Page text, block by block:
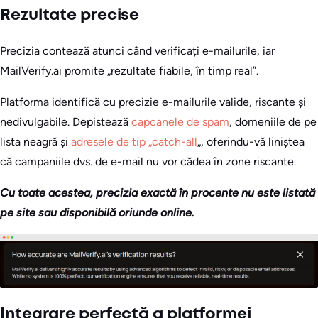
Rezultate precise
Precizia contează atunci când verificați e-mailurile, iar
MailVerify.ai promite „rezultate fiabile, în timp real”.
Platforma identifică cu precizie e-mailurile valide, riscante și
nedivulgabile. Depistează capcanele de spam, domeniile de pe
lista neagră și adresele de tip „catch-all„, oferindu-vă liniștea
că campaniile dvs. de e-mail nu vor cădea în zone riscante.
Cu toate acestea, precizia exactă în procente nu este listată
pe site sau disponibilă oriunde online.
Integrare perfectă a platformei